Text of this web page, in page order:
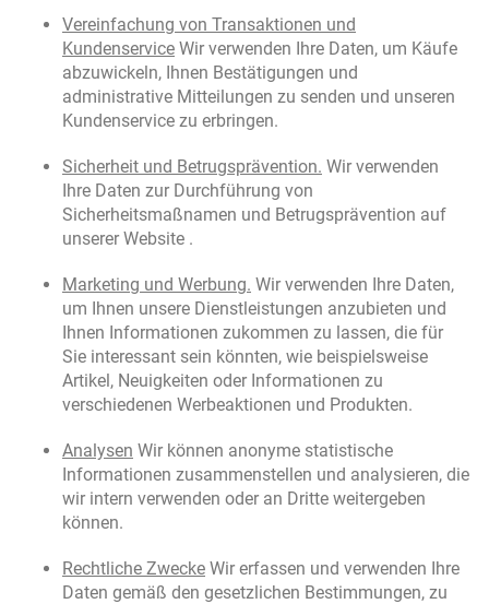
Vereinfachung von Transaktionen und
Kundenservice Wir verwenden Ihre Daten, um Käufe
abzuwickeln, Ihnen Bestätigungen und
administrative Mitteilungen zu senden und unseren
Kundenservice zu erbringen.
Sicherheit und Betrugsprävention. Wir verwenden
Ihre Daten zur Durchführung von
Sicherheitsmaßnamen und Betrugsprävention auf
unserer Website .
Marketing und Werbung. Wir verwenden Ihre Daten,
um Ihnen unsere Dienstleistungen anzubieten und
Ihnen Informationen zukommen zu lassen, die für
Sie interessant sein könnten, wie beispielsweise
Artikel, Neuigkeiten oder Informationen zu
verschiedenen Werbeaktionen und Produkten.
Analysen Wir können anonyme statistische
Informationen zusammenstellen und analysieren, die
wir intern verwenden oder an Dritte weitergeben
können.
Rechtliche Zwecke Wir erfassen und verwenden Ihre
Daten gemäß den gesetzlichen Bestimmungen, zu